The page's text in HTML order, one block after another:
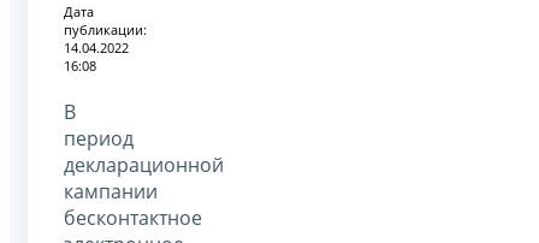
Дата
публикации:
14.04.2022
16:08
В
период
декларационной
кампании
бесконтактное